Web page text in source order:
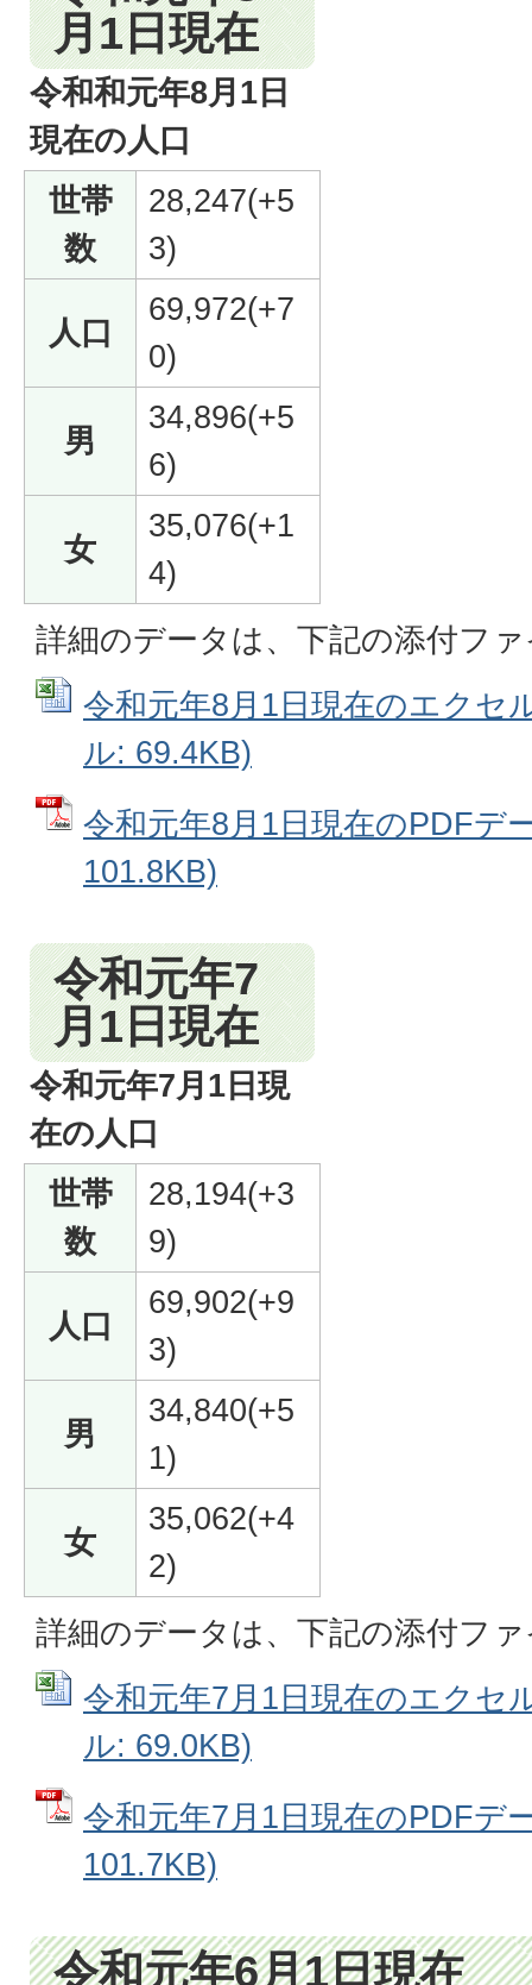
月1日現在
令和和元年8月1日
現在の人口
世帯
数
28,247(+5
3)
人口
69,972(+7
0)
男
34,896(+5
6)
女
35,076(+1
4)
詳細のデータは、下記の添付フ
令和元年8月1日現在のエクセ
ル: 69.4KB)
令和元年8月1日現在のPDFデ
101.8KB)
令和元年7
月1日現在
令和元年7月1日現
在の人口
世帯
数
28,194(+3
9)
人口
69,902(+9
3)
男
34,840(+5
1)
女
35,062(+4
2)
詳細のデータは、下記の添付フ
令和元年7月1日現在のエクセ
ル: 69.0KB)
令和元年7月1日現在のPDFデ
101.7KB)
令和元年6月1日現在